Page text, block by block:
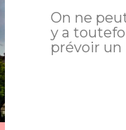
On ne
y a
prévoir un